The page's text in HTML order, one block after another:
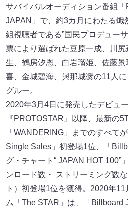
サバイバルオーディション番組
JAPAN」で、約3カ⽉にわたる熾
組視聴者である”国⺠プロデュー
票により選ばれた⾖原⼀成、川
⽣、鶴房汐恩、⽩岩瑠姫、佐藤
喜、⾦城碧海、與那城奨の11⼈
グルー。
2020年3⽉4⽇に発売したデビュ
『PROTOSTAR』以降、最新の
「WANDERING」までのすべて
Single Sales」初登場1位、「
グ・チャート“ JAPAN HOT
ンロード数・ ストリーミング数
ト）初登場1位を獲得。2020年
ム「The STAR」は、「Billboard